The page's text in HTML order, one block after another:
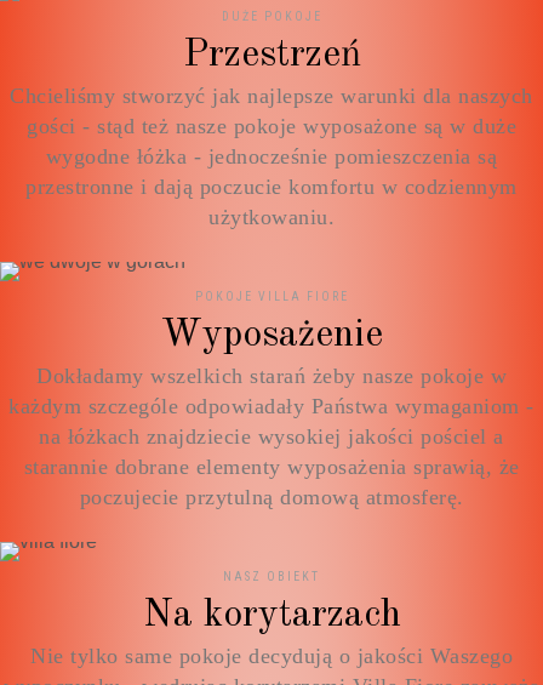
DUŻE POKOJE
Przestrzeń
Chcieliśmy stworzyć jak najlepsze warunki dla naszych
gości - stąd też nasze pokoje wyposażone są w duże
wygodne łóżka - jednocześnie pomieszczenia są
przestronne i dają poczucie komfortu w codziennym
użytkowaniu.
POKOJE VILLA FIORE
Wyposażenie
Dokładamy wszelkich starań żeby nasze pokoje w
każdym szczególe odpowiadały Państwa wymaganiom -
na łóżkach znajdziecie wysokiej jakości pościel a
starannie dobrane elementy wyposażenia sprawią, że
poczujecie przytulną domową atmosferę.
NASZ OBIEKT
Na korytarzach
Nie tylko same pokoje decydują o jakości Waszego